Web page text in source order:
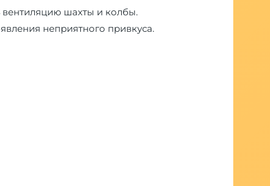
вентиляцию шахты и колбы.
неприятного привкуса.